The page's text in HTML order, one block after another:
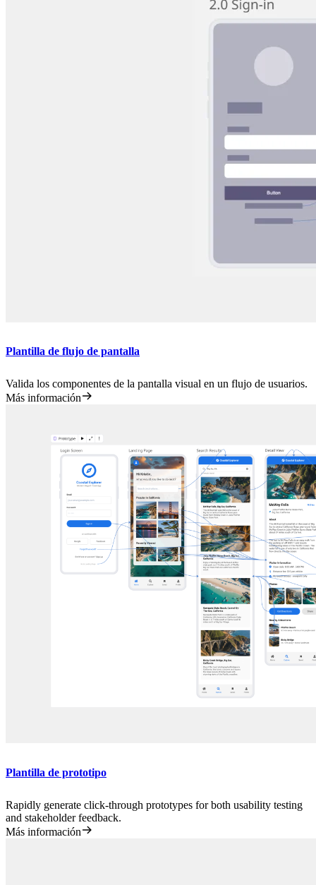
Plantilla de flujo de pantalla
Valida los componentes de la pantalla visual en un flujo de usuarios.
Más información
Plantilla de prototipo
Rapidly generate click-through prototypes for both usability testing
and stakeholder feedback.
Más información